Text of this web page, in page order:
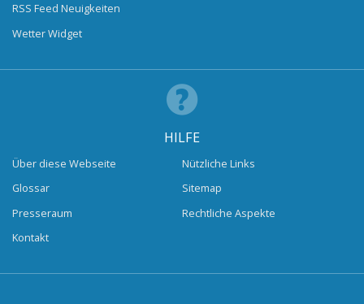
RSS Feed Neuigkeiten
Wetter Widget
HILFE
Über diese Webseite
Glossar
Presseraum
Kontakt
Nützliche Links
Sitemap
Rechtliche Aspekte